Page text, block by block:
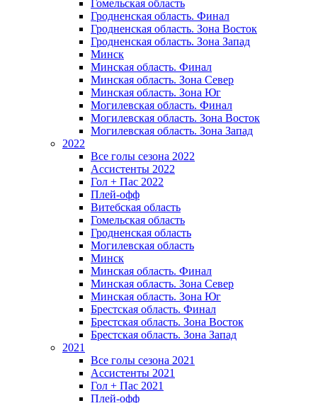
Гомельская область
Гродненская область. Финал
Гродненская область. Зона Восток
Гродненская область. Зона Запад
Минск
Минская область. Финал
Минская область. Зона Север
Минская область. Зона Юг
Могилевская область. Финал
Могилевская область. Зона Восток
Могилевская область. Зона Запад
2022
Все голы сезона 2022
Ассистенты 2022
Гол + Пас 2022
Плей-офф
Витебская область
Гомельская область
Гродненская область
Могилевская область
Минск
Mинская область. Финал
Минская область. Зона Север
Минская область. Зона Юг
Брестская область. Финал
Брестская область. Зона Восток
Брестская область. Зона Запад
2021
Все голы сезона 2021
Ассистенты 2021
Гол + Пас 2021
Плей-офф